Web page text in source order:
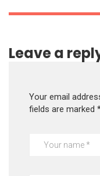
Leave a
Your email
fields are marked